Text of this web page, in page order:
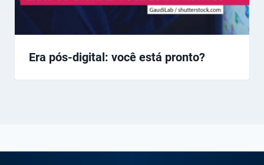
Era pós-digital: você está pronto?